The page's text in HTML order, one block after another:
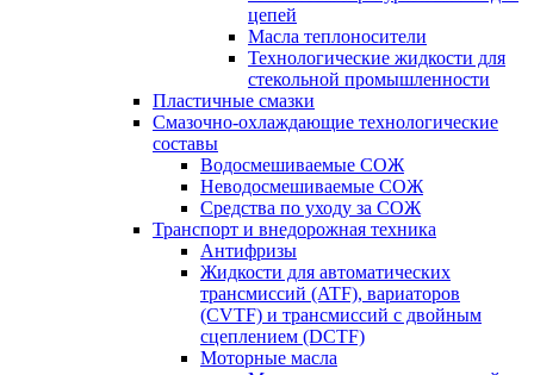
цепей
Масла теплоносители
Технологические жидкости для
стекольной промышленности
Пластичные смазки
Смазочно-охлаждающие технологические
составы
Водосмешиваемые СОЖ
Неводосмешиваемые СОЖ
Средства по уходу за СОЖ
Транспорт и внедорожная техника
Антифризы
Жидкости для автоматических
трансмиссий (ATF), вариаторов
(CVTF) и трансмиссий с двойным
сцеплением (DCTF)
Моторные масла